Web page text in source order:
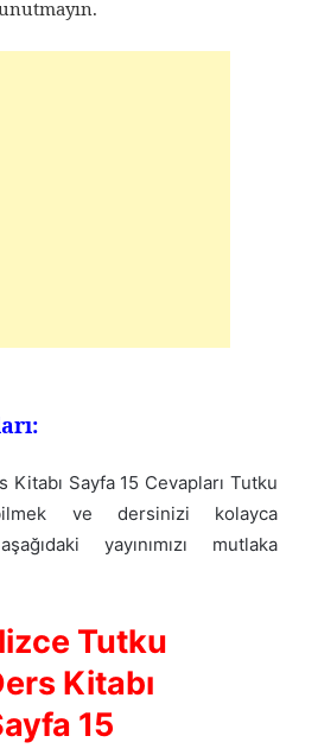
Kitabı Sayfa 15 Cevapları Tutku
ve dersinizi kolayca
yayınımızı mutlaka
Tutku
Kitabı
15